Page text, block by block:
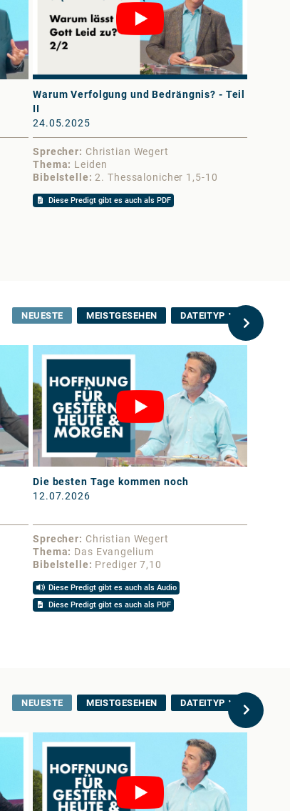
Warum Verfolgung und Bedrängnis? - Teil
II
24.05.2025
Sprecher
Christian Wegert
Thema
Leiden
Bibelstelle
2. Thessalonicher 1,5-10
Diese Predigt gibt es auch als PDF
NEUESTE MEISTGESEHEN DATEITYP
Die besten Tage kommen noch
12.07.2026
Sprecher
Christian Wegert
Thema
Das Evangelium
Bibelstelle
Prediger 7,10
Diese Predigt gibt es auch als Audio
Diese Predigt gibt es auch als PDF
NEUESTE MEISTGESEHEN DATEITYP